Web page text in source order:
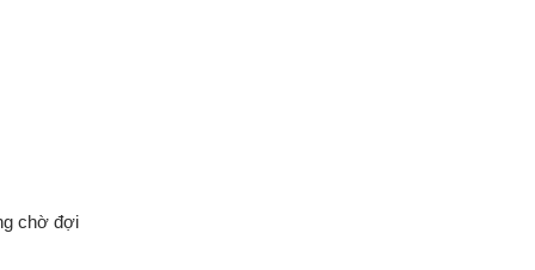
chờ đợi